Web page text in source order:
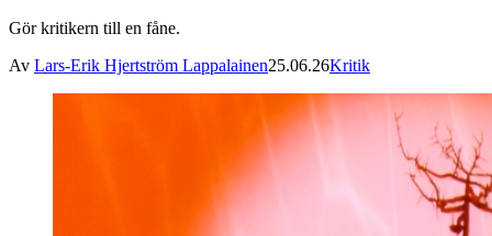
Gör kritikern till en fåne.
Av Lars-Erik Hjertström Lappalainen25.06.26Kritik